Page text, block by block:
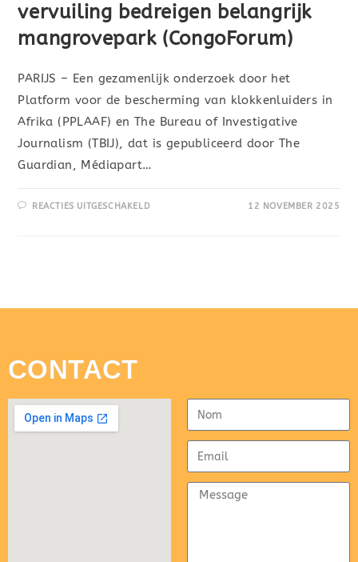
vervuiling bedreigen belangrijk
mangrovepark (CongoForum)
PARIJS – Een gezamenlijk onderzoek door het
Platform voor de bescherming van klokkenluiders in
Afrika (PPLAAF) en The Bureau of Investigative
Journalism (TBIJ), dat is gepubliceerd door The
Guardian, Médiapart…
REACTIES UITGESCHAKELD 12 NOVEMBER 2025
CONTACT